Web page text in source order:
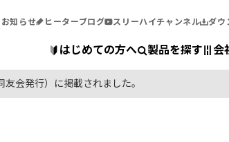
はじめての方へ 製品を探す 会
お知らせ ヒーターブログ スリーハイチャンネル ダウ
会発行）に掲載されました。